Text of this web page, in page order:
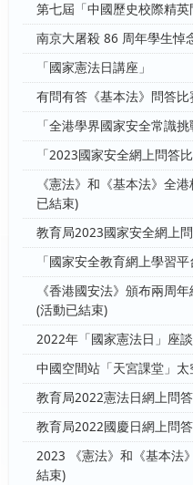
第七屆「中國歷史校際精
南京大屠殺 86 周年學生悼
「國家憲法日講座」
有問有答《基本法》問答
「全港學界國家安全常識
「2023國家安全網上問答
《憲法》和《基本法》全
已結束)
教育局2023國家安全網上
「國家安全教育網上學習
《香港國安法》頒布兩周
(活動已結束)
2022年「國家憲法日」座
中國空間站「天宮課堂」
教育局2022憲法日網上問
教育局2022國慶日網上問
2023 《憲法》和《基本法
結束)